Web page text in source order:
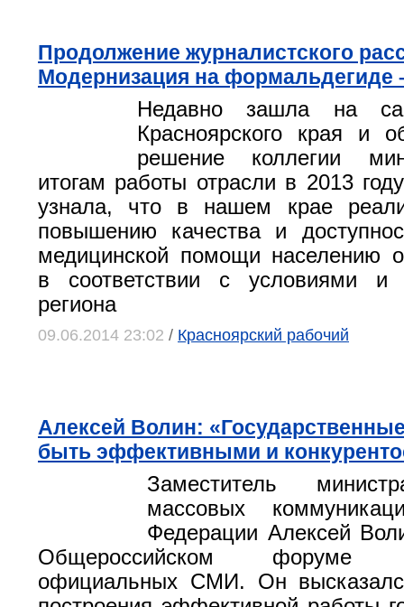
Продолжение журналистского
Модернизация на формальдегиде
Недавно зашла на
Красноярского края и
решение коллегии
итогам работы отрасли в 2013
узнала, что в нашем крае
повышению качества и
медицинской помощи населению
в соответствии с условиями и
региона
09.06.2014 23:02 / Красноярский рабочий
Алексей Волин:
быть эффективными и
Заместитель
массовых
Федерации Алексей
Общероссийском форуме
официальных СМИ. Он